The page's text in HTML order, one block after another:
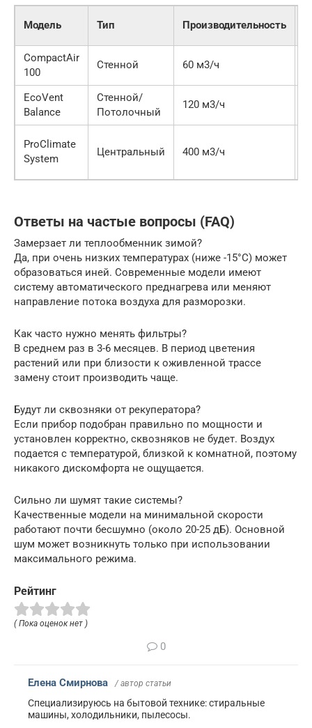
Модель Тип Производительность
CompactAir
100
Стенной 60 м3/ч
EcoVent
Balance
Стенной/
Потолочный
120 м3/ч
ProClimate
System
Центральный 400 м3/ч
Ответы на частые вопросы (FAQ)
Замерзает ли теплообменник зимой?
Да, при очень низких температурах (ниже -15°C) может
образоваться иней. Современные модели имеют
систему автоматического преднагрева или меняют
направление потока воздуха для разморозки.
Как часто нужно менять фильтры?
В среднем раз в 3-6 месяцев. В период цветения
растений или при близости к оживленной трассе
замену стоит производить чаще.
Будут ли сквозняки от рекуператора?
Если прибор подобран правильно по мощности и
установлен корректно, сквозняков не будет. Воздух
подается с температурой, близкой к комнатной, поэтому
никакого дискомфорта не ощущается.
Сильно ли шумят такие системы?
Качественные модели на минимальной скорости
работают почти бесшумно (около 20-25 дБ). Основной
шум может возникнуть только при использовании
максимального режима.
Рейтинг
( Пока оценок нет )
0
Елена Смирнова / автор статьи
Специализируюсь на бытовой технике: стиральные
машины, холодильники, пылесосы.